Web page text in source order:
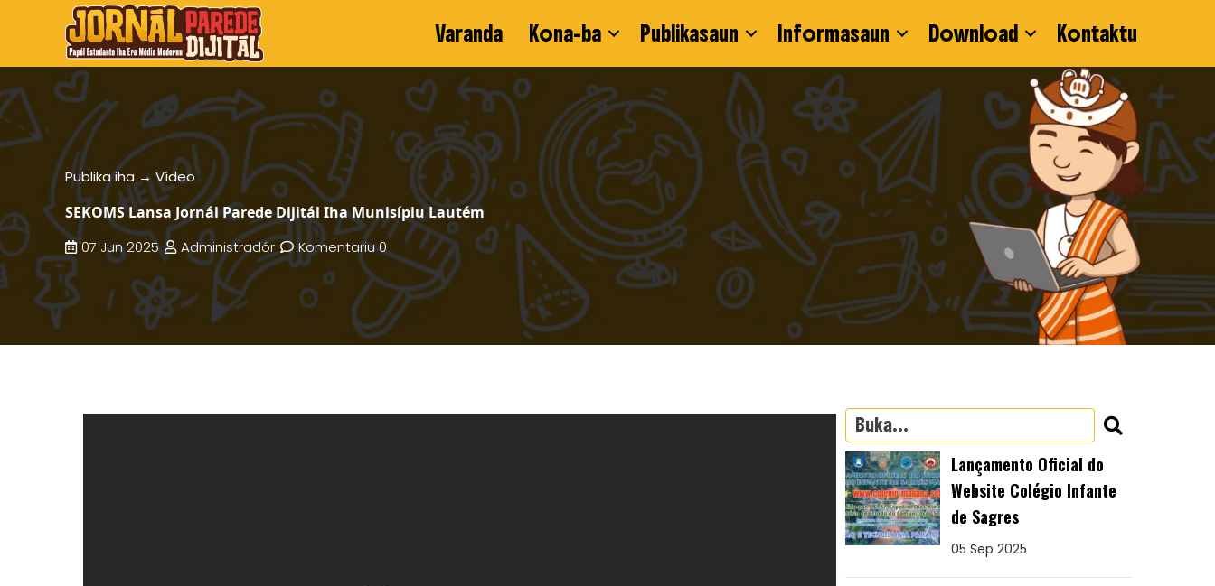
Varanda Kona-ba Publikasaun Informasaun Download Kontaktu
Publika iha →Vídeo
SEKOMS Lansa Jornál Parede Dijitál Iha Munisípiu Lautém
07 Jun 2025 Administradór Komentariu 0
Lançamento Oficial do
Website Colégio Infante
de Sagres
05 Sep 2025